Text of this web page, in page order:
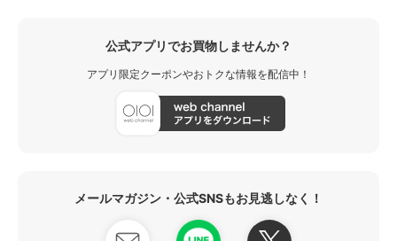
公式アプリでお買物しませんか？
アプリ限定クーポンやおトクな情報を配信中！
メールマガジン・公式SNSもお見逃しなく！